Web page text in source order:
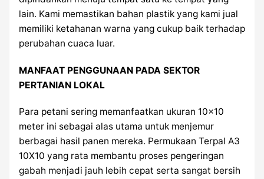
lain. Kami memastikan bahan plastik yang kami jual
memiliki ketahanan warna yang cukup baik terhadap
perubahan cuaca luar.
MANFAAT PENGGUNAAN PADA SEKTOR
PERTANIAN LOKAL
Para petani sering memanfaatkan ukuran 10×10
meter ini sebagai alas utama untuk menjemur
berbagai hasil panen mereka. Permukaan Terpal A3
10X10 yang rata membantu proses pengeringan
gabah menjadi jauh lebih cepat serta sangat bersih